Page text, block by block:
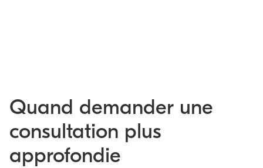
Quand demander une
consultation plus
approfondie